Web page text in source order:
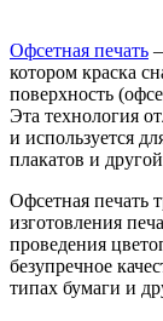
Офсетная печать
котором краска
поверхность
Эта технология
и используется
плакатов и
Офсетная печать
изготовления
проведения
безупречное
типах бумаги и